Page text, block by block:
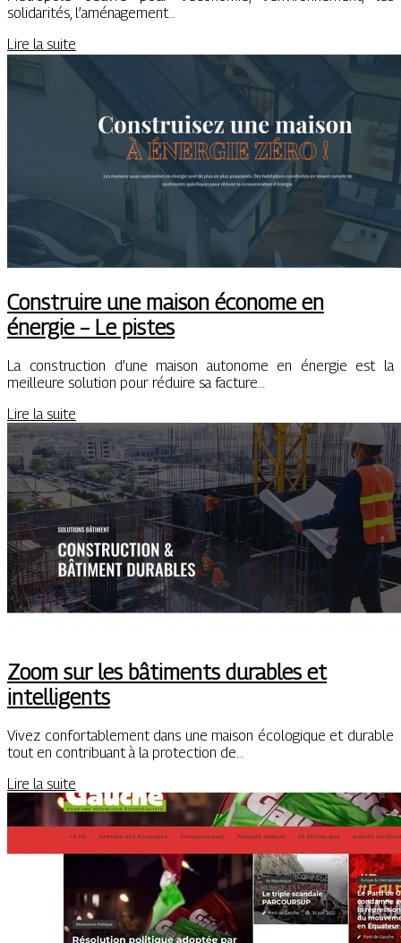
solidarités, l’aménagement…
Lire la suite
Construire une maison économe en
énergie – Le pistes
La construction d’une maison autonome en énergie est la
meilleure solution pour réduire sa facture…
Lire la suite
Zoom sur les bâtiments durables et
intelligents
Vivez confortablement dans une maison écologique et durable
tout en contribuant à la protection de…
Lire la suite